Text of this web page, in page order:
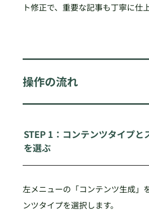
ト修正で、重要な記事も丁寧に仕
操作の流れ
STEP 1：コンテンツタイプと
を選ぶ
左メニューの「コンテンツ生成」
ンツタイプを選択します。